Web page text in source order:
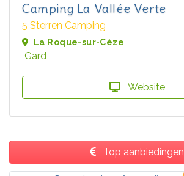
Camping La Vallée Verte
5 Sterren Camping
La Roque-sur-Cèze
Gard
Website
Top aanbiedingen